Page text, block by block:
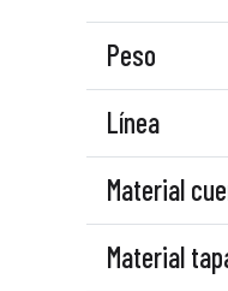
Peso
Línea
Material
Material